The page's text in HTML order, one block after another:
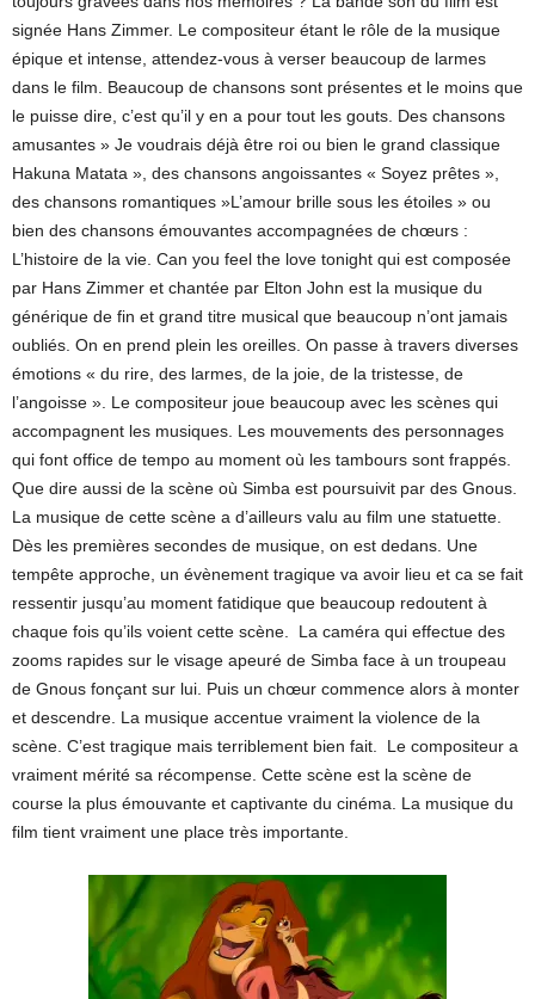
signée Hans Zimmer. Le compositeur étant le rôle de la musique
épique et intense, attendez-vous à verser beaucoup de larmes
dans le film. Beaucoup de chansons sont présentes et le moins que
le puisse dire, c’est qu’il y en a pour tout les gouts. Des chansons
amusantes » Je voudrais déjà être roi ou bien le grand classique
Hakuna Matata », des chansons angoissantes « Soyez prêtes »,
des chansons romantiques »L’amour brille sous les étoiles » ou
bien des chansons émouvantes accompagnées de chœurs :
L’histoire de la vie. Can you feel the love tonight qui est composée
par Hans Zimmer et chantée par Elton John est la musique du
générique de fin et grand titre musical que beaucoup n’ont jamais
oubliés. On en prend plein les oreilles. On passe à travers diverses
émotions « du rire, des larmes, de la joie, de la tristesse, de
l’angoisse ». Le compositeur joue beaucoup avec les scènes qui
accompagnent les musiques. Les mouvements des personnages
qui font office de tempo au moment où les tambours sont frappés.
Que dire aussi de la scène où Simba est poursuivit par des Gnous.
La musique de cette scène a d’ailleurs valu au film une statuette.
Dès les premières secondes de musique, on est dedans. Une
tempête approche, un évènement tragique va avoir lieu et ca se fait
ressentir jusqu’au moment fatidique que beaucoup redoutent à
chaque fois qu’ils voient cette scène. La caméra qui effectue des
zooms rapides sur le visage apeuré de Simba face à un troupeau
de Gnous fonçant sur lui. Puis un chœur commence alors à monter
et descendre. La musique accentue vraiment la violence de la
scène. C’est tragique mais terriblement bien fait. Le compositeur a
vraiment mérité sa récompense. Cette scène est la scène de
course la plus émouvante et captivante du cinéma. La musique du
film tient vraiment une place très importante.